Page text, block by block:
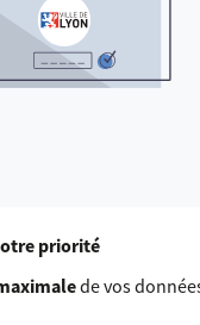
priorité
de vos